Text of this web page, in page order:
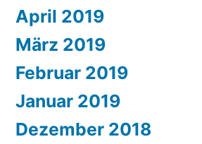
April 2019
März 2019
Februar 2019
Januar 2019
Dezember 2018